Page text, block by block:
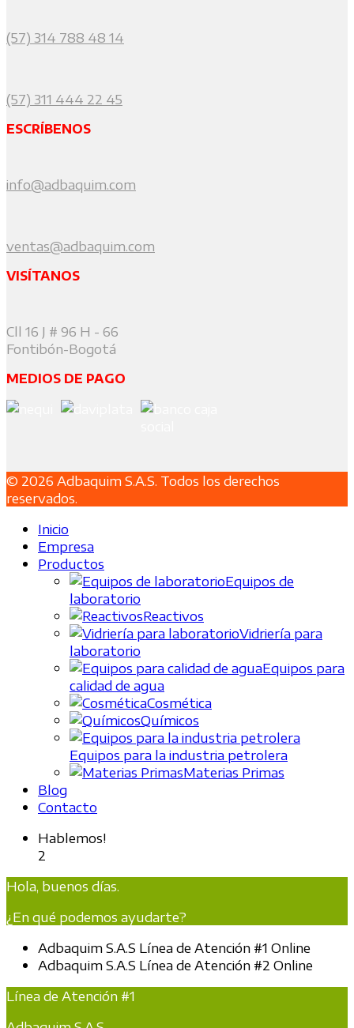
(57) 314 788 48 14
(57) 311 444 22 45
ESCRÍBENOS
info@adbaquim.com
ventas@adbaquim.com
VISÍTANOS
Cll 16 J # 96 H - 66
Fontibón-Bogotá
MEDIOS DE PAGO
© 2026 Adbaquim S.A.S. Todos los derechos
reservados.
Inicio
Empresa
Productos
Equipos de
laboratorio
Reactivos
Vidriería para
laboratorio
Equipos para
calidad de agua
Cosmética
Químicos
Equipos para la industria petrolera
Materias Primas
Blog
Contacto
Hablemos!
2
Hola, buenos días.
¿En qué podemos ayudarte?
Adbaquim S.A.S Línea de Atención #1 Online
Adbaquim S.A.S Línea de Atención #2 Online
Línea de Atención #1